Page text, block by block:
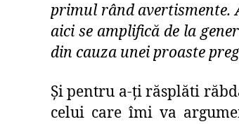
primul rând avertismente.
aici se amplifică de la
din cauza unei proaste
Și pentru a-ți răsplăti
celui care îmi va